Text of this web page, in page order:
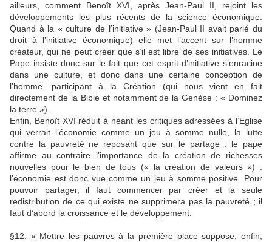
ailleurs, comment Benoît XVI, après Jean-Paul II, rejoint les
développements les plus récents de la science économique.
Quand à la « culture de l’initiative » (Jean-Paul II avait parlé du
droit à l’initiative économique) elle met l’accent sur l’homme
créateur, qui ne peut créer que s’il est libre de ses initiatives. Le
Pape insiste donc sur le fait que cet esprit d’initiative s’enracine
dans une culture, et donc dans une certaine conception de
l’homme, participant à la Création (qui nous vient en fait
directement de la Bible et notamment de la Genèse : « Dominez
la terre »).
Enfin, Benoît XVI réduit à néant les critiques adressées à l’Eglise
qui verrait l’économie comme un jeu à somme nulle, la lutte
contre la pauvreté ne reposant que sur le partage : le pape
affirme au contraire l’importance de la création de richesses
nouvelles pour le bien de tous (« la création de valeurs ») :
l’économie est donc vue comme un jeu à somme positive. Pour
pouvoir partager, il faut commencer par créer et la seule
redistribution de ce qui existe ne supprimera pas la pauvreté ; il
faut d’abord la croissance et le développement.
§12. « Mettre les pauvres à la première place suppose, enfin,